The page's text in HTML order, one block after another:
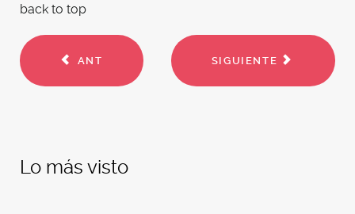
back to top
ANT SIGUIENTE
Lo más visto